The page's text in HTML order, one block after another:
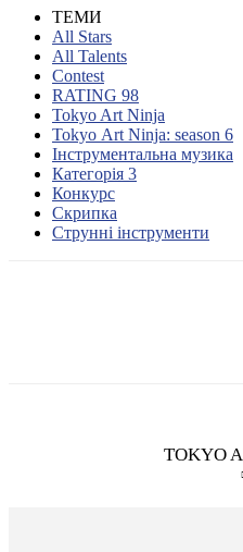
ТЕМИ
All Stars
All Talents
Contest
RATING 98
Tokyo Art Ninja
Tokyo Art Ninja: season 6
Інструментальна музика
Категорія 3
Конкурс
Скрипка
Струнні інструменти
TOKYO